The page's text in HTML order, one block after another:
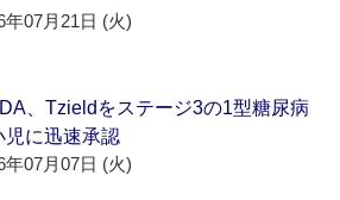
年07月21日 (火)
、Tzieldをステージ3の1型糖尿病
児に迅速承認
年07月07日 (火)